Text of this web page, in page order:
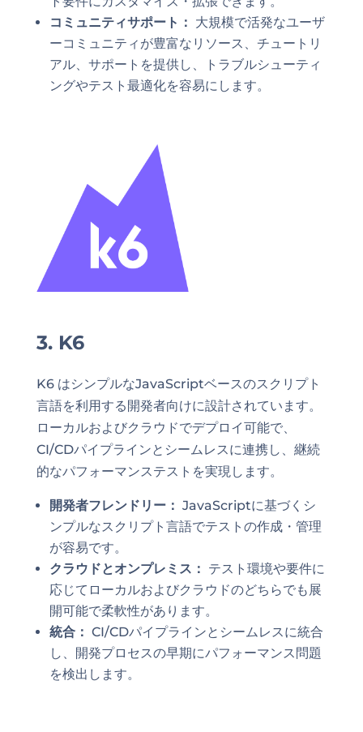
コミュニティサポート： 大規模で活発なユーザ
ーコミュニティが豊富なリソース、チュートリ
アル、サポートを提供し、トラブルシューティ
ングやテスト最適化を容易にします。
3. K6
K6 はシンプルなJavaScriptベースのスクリプト
言語を利用する開発者向けに設計されています。
ローカルおよびクラウドでデプロイ可能で、
CI/CDパイプラインとシームレスに連携し、継続
的なパフォーマンステストを実現します。
開発者フレンドリー： JavaScriptに基づくシ
ンプルなスクリプト言語でテストの作成・管理
が容易です。
クラウドとオンプレミス： テスト環境や要件に
応じてローカルおよびクラウドのどちらでも展
開可能で柔軟性があります。
統合： CI/CDパイプラインとシームレスに統合
し、開発プロセスの早期にパフォーマンス問題
を検出します。